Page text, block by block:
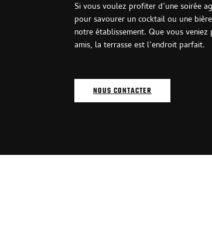
Si vous voulez profiter d’une soirée
pour savourer un cocktail ou une
notre établissement. Que vous
amis, la terrasse est l’endroit parfait.
NOUS CONTACTER